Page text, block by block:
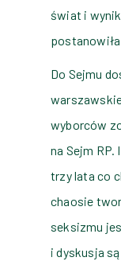
świat i
Do Sejmu
wyborców
na Sejm
trzy lata co
chaosie
seksizmu
i dyskusja